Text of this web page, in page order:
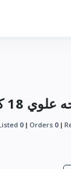
استيل
0
0